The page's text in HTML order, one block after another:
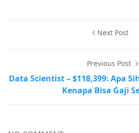
Next Post
Previous Post
Data Scientist – $118,399: Apa
Kenapa Bisa Gaji